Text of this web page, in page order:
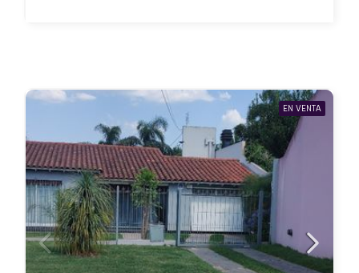
EN VENTA